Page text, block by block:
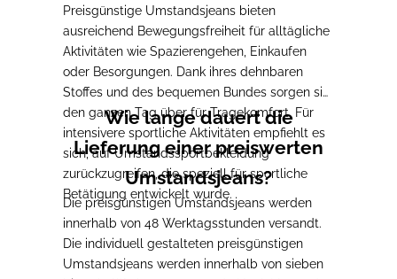
Preisgünstige Umstandsjeans bieten
ausreichend Bewegungsfreiheit für alltägliche
Aktivitäten wie Spazierengehen, Einkaufen
oder Besorgungen. Dank ihres dehnbaren
Stoffes und des bequemen Bundes sorgen sie
den ganzen Tag über für Tragekomfort. Für
intensivere sportliche Aktivitäten empfiehlt es
sich, auf Umstandssportbekleidung
zurückzugreifen, die speziell für sportliche
Betätigung entwickelt wurde.
Wie lange dauert die
Lieferung einer preiswerten
Umstandsjeans?
Die preisgünstigen Umstandsjeans werden
innerhalb von 48 Werktagsstunden versandt.
Die individuell gestalteten preisgünstigen
Umstandsjeans werden innerhalb von sieben